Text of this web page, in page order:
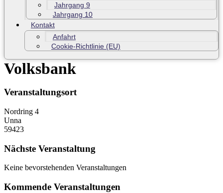
Jahrgang 9
Jahrgang 10
Kontakt
Anfahrt
Cookie-Richtlinie (EU)
Volksbank
Veranstaltungsort
Nordring 4
Unna
59423
Nächste Veranstaltung
Keine bevorstehenden Veranstaltungen
Kommende Veranstaltungen